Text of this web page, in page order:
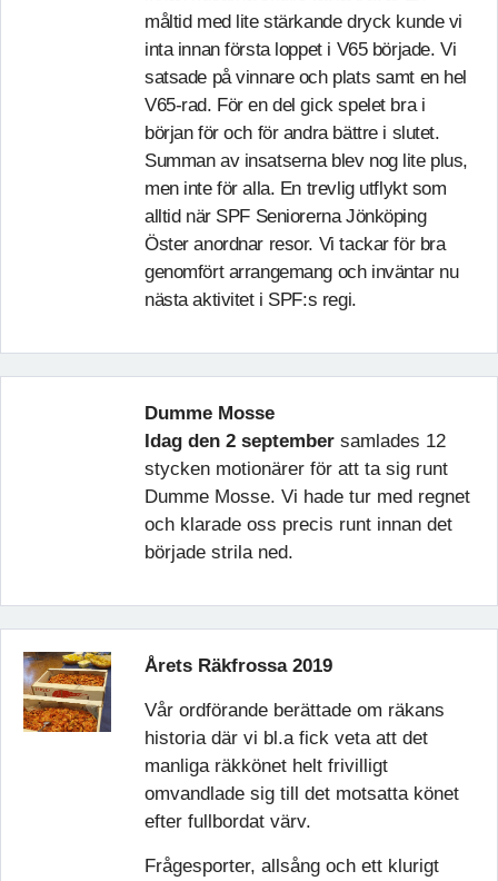
måltid med lite stärkande dryck kunde vi
inta innan första loppet i V65 började. Vi
satsade på vinnare och plats samt en hel
V65-rad. För en del gick spelet bra i
början för och för andra bättre i slutet.
Summan av insatserna blev nog lite plus,
men inte för alla. En trevlig utflykt som
alltid när SPF Seniorerna Jönköping
Öster anordnar resor. Vi tackar för bra
genomfört arrangemang och inväntar nu
nästa aktivitet i SPF:s regi.
Dumme Mosse
Idag den 2 september samlades 12
stycken motionärer för att ta sig runt
Dumme Mosse. Vi hade tur med regnet
och klarade oss precis runt innan det
började strila ned.
Årets Räkfrossa 2019
Vår ordförande berättade om räkans
historia där vi bl.a fick veta att det
manliga räkkönet helt frivilligt
omvandlade sig till det motsatta könet
efter fullbordat värv.
Frågesporter, allsång och ett klurigt